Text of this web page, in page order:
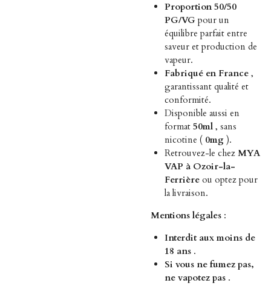
Proportion 50/50
PG/VG pour un
équilibre parfait entre
saveur et production de
vapeur.
Fabriqué en France,
garantissant qualité et
conformité.
Disponible aussi en
format 50ml, sans
nicotine ( 0mg).
Retrouvez-le chez MYA
VAP à Ozoir-la-
Ferrièreou optez pour
la livraison.
Mentions légales :
Interdit aux moins de
18 ans.
Si vous ne fumez pas,
ne vapotez pas.